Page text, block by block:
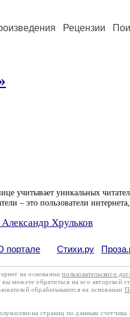
Рецензии
учитывает уникальных
– это пользователи
Хрульков
портале Стихи.ру
на основаниипользовательского
можете обратиться на его авторской
обрабатываются на основании
страниц по данным